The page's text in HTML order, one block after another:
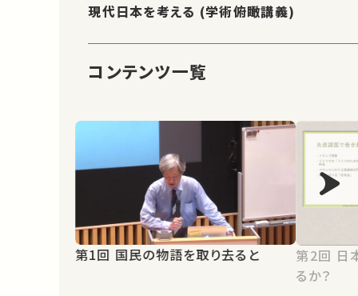
現代日本を考える (学術俯瞰講義)
コンテンツ一覧
第1回 国民の物語を取り去ると
第2回 日本社会は「右傾化」していて
るか？